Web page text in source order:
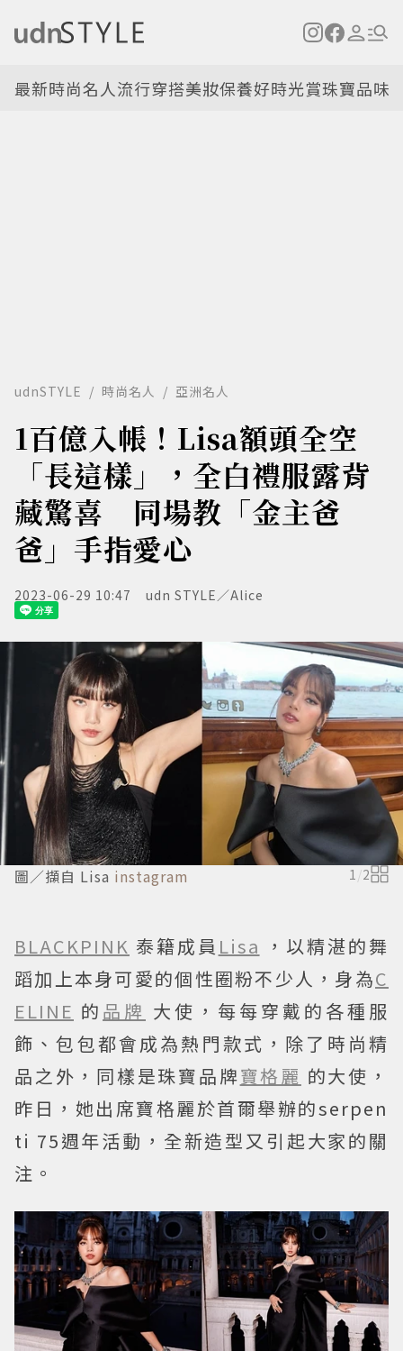
最新時尚名人流行穿搭美妝保養好時光賞珠寶品味
udnSTYLE 時尚名人 亞洲名人
1百億入帳！Lisa額頭全空
「長這樣」，全白禮服露背
藏驚喜 同場教「金主爸
爸」手指愛心
2023-06-29 10:47 udn STYLE／Alice
圖／擷自 Lisa instagram 1 /2
BLACKPINK 泰籍成員 Lisa ，以精湛的舞
蹈加上本身可愛的個性圈粉不少人，身為C
ELINE 的 品牌 大使，每每穿戴的各種服
飾、包包都會成為熱門款式，除了時尚精
品之外，同樣是珠寶品牌寶格麗 的大使，
昨日，她出席寶格麗於首爾舉辦的serpen
ti 75週年活動，全新造型又引起大家的關
注。